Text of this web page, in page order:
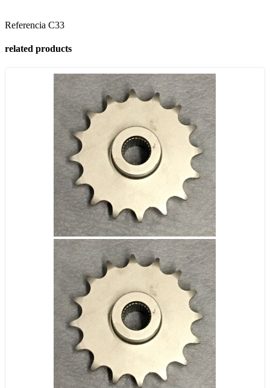
Referencia C33
related products